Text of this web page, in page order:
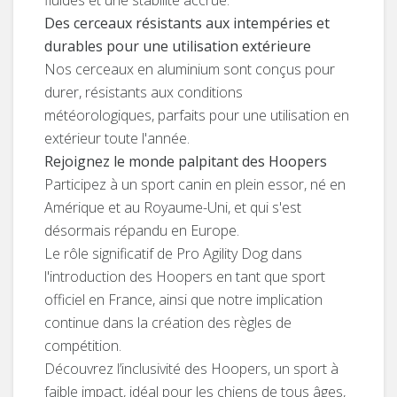
Des cerceaux résistants aux intempéries et
durables pour une utilisation extérieure
Nos cerceaux en aluminium sont conçus pour
durer, résistants aux conditions
météorologiques, parfaits pour une utilisation en
extérieur toute l'année.
Rejoignez le monde palpitant des Hoopers
Participez à un sport canin en plein essor, né en
Amérique et au Royaume-Uni, et qui s'est
désormais répandu en Europe.
Le rôle significatif de Pro Agility Dog dans
l'introduction des Hoopers en tant que sport
officiel en France, ainsi que notre implication
continue dans la création des règles de
compétition.
Découvrez l’inclusivité des Hoopers, un sport à
faible impact, idéal pour les chiens de tous âges,